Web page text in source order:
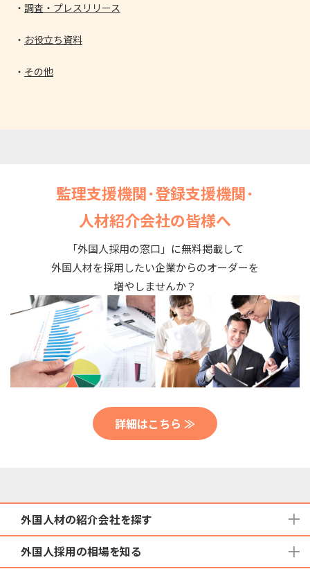
調査・プレスリリース
お役立ち資料
その他
監理支援機関･登録支援機関･
人材紹介会社の皆様へ
「外国人採用の窓口」に無料掲載して
外国人材を採用したい企業からのオーダーを
増やしませんか？
詳細はこちら ≫
外国人材の紹介会社を探す
地域から検索する
外国人採用の相場を知る